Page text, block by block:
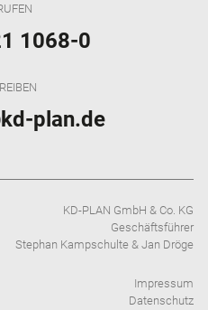
1068-0
plan.de
KD-PLAN GmbH & Co. KG
Geschäftsführer
Stephan Kampschulte & Jan Dröge
Impressum
Datenschutz